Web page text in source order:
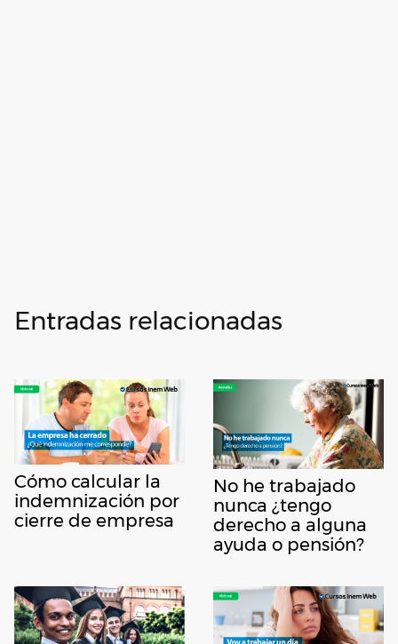
Entradas relacionadas
Cómo calcular la
indemnización por
cierre de empresa
No he trabajado
nunca ¿tengo
derecho a alguna
ayuda o pensión?